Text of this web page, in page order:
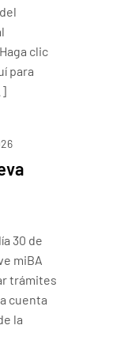
clic
para
30 de
miBA
trámites
cuenta
la